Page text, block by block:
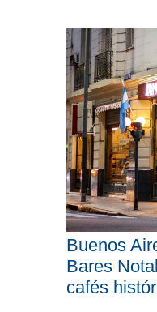
Buenos
Bares
cafés